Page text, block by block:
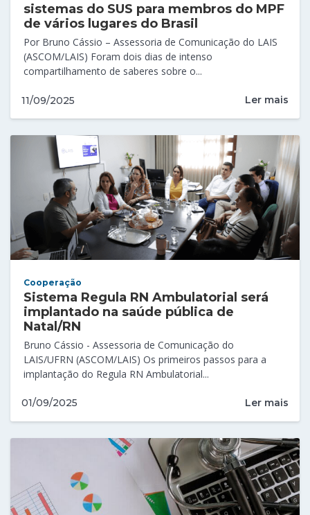
sistemas do SUS para membros do MPF
de vários lugares do Brasil
Por Bruno Cássio – Assessoria de Comunicação do LAIS
(ASCOM/LAIS) Foram dois dias de intenso
compartilhamento de saberes sobre o...
11/09/2025 Ler mais
Cooperação
Sistema Regula RN Ambulatorial será
implantado na saúde pública de
Natal/RN
Bruno Cássio - Assessoria de Comunicação do
LAIS/UFRN (ASCOM/LAIS) Os primeiros passos para a
implantação do Regula RN Ambulatorial...
01/09/2025 Ler mais